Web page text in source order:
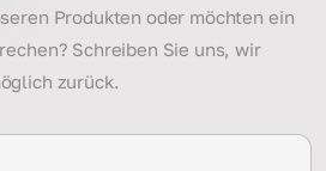
Produkten oder möchten ein
Schreiben Sie uns, wir
zurück.